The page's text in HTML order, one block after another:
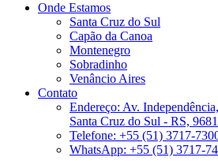
Onde Estamos
Santa Cruz do Sul
Capão da Canoa
Montenegro
Sobradinho
Venâncio Aires
Contato
Endereço: Av.
Santa Cruz do Sul - RS,
Telefone: +55 (51) 3717-
WhatsApp: +55 (51) 3717-